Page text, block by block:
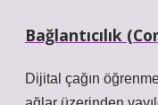
Bağlantıcılık
Dijital çağın